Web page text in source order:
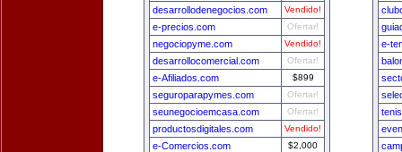
desarrollodenegocios.com Vendido!
e-precios.com Ofertar!
negociopyme.com Vendido!
desarrollocomercial.com Ofertar!
e-Afiliados.com $899
seguroparapymes.com Ofertar!
seunegocioemcasa.com Ofertar!
productosdigitales.com Vendido!
e-Comercios.com $2,000
e-